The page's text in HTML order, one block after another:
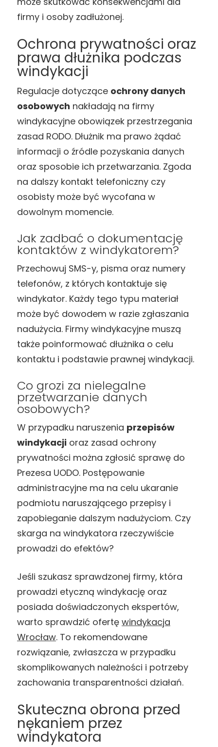
firmy i osoby zadłużonej.
Ochrona prywatności oraz
prawa dłużnika podczas
windykacji
Regulacje dotyczące ochrony danych
osobowych nakładają na firmy
windykacyjne obowiązek przestrzegania
zasad RODO. Dłużnik ma prawo żądać
informacji o źródle pozyskania danych
oraz sposobie ich przetwarzania. Zgoda
na dalszy kontakt telefoniczny czy
osobisty może być wycofana w
dowolnym momencie.
Jak zadbać o dokumentację
kontaktów z windykatorem?
Przechowuj SMS-y, pisma oraz numery
telefonów, z których kontaktuje się
windykator. Każdy tego typu materiał
może być dowodem w razie zgłaszania
nadużycia. Firmy windykacyjne muszą
także poinformować dłużnika o celu
kontaktu i podstawie prawnej windykacji.
Co grozi za nielegalne
przetwarzanie danych
osobowych?
W przypadku naruszenia przepisów
windykacji oraz zasad ochrony
prywatności można zgłosić sprawę do
Prezesa UODO. Postępowanie
administracyjne ma na celu ukaranie
podmiotu naruszającego przepisy i
zapobieganie dalszym nadużyciom. Czy
skarga na windykatora rzeczywiście
prowadzi do efektów?
Jeśli szukasz sprawdzonej firmy, która
prowadzi etyczną windykację oraz
posiada doświadczonych ekspertów,
warto sprawdzić ofertę windykacja
Wrocław. To rekomendowane
rozwiązanie, zwłaszcza w przypadku
skomplikowanych należności i potrzeby
zachowania transparentności działań.
Skuteczna obrona przed
nękaniem przez
windykatora